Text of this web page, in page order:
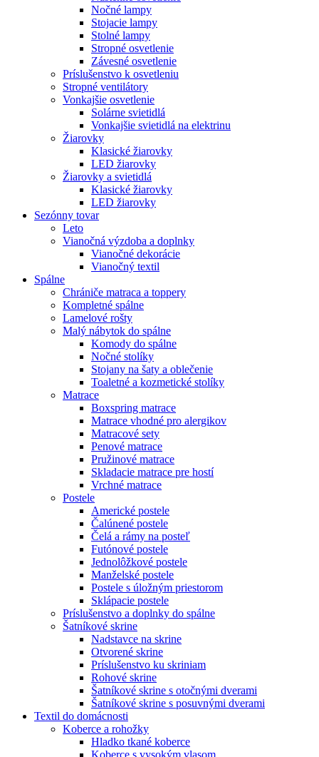
Nočné lampy
Stojacie lampy
Stolné lampy
Stropné osvetlenie
Závesné osvetlenie
Príslušenstvo k osvetleniu
Stropné ventilátory
Vonkajšie osvetlenie
Solárne svietidlá
Vonkajšie svietidlá na elektrinu
Žiarovky
Klasické žiarovky
LED žiarovky
Žiarovky a svietidlá
Klasické žiarovky
LED žiarovky
Sezónny tovar
Leto
Vianočná výzdoba a doplnky
Vianočné dekorácie
Vianočný textil
Spálne
Chrániče matraca a toppery
Kompletné spálne
Lamelové rošty
Malý nábytok do spálne
Komody do spálne
Nočné stolíky
Stojany na šaty a oblečenie
Toaletné a kozmetické stolíky
Matrace
Boxspring matrace
Matrace vhodné pro alergikov
Matracové sety
Penové matrace
Pružinové matrace
Skladacie matrace pre hostí
Vrchné matrace
Postele
Americké postele
Čalúnené postele
Čelá a rámy na posteľ
Futónové postele
Jednolôžkové postele
Manželské postele
Postele s úložným priestorom
Sklápacie postele
Príslušenstvo a doplnky do spálne
Šatníkové skrine
Nadstavce na skrine
Otvorené skrine
Príslušenstvo ku skriniam
Rohové skrine
Šatníkové skrine s otočnými dverami
Šatníkové skrine s posuvnými dverami
Textil do domácnosti
Koberce a rohožky
Hladko tkané koberce
Koberce s vysokým vlasom